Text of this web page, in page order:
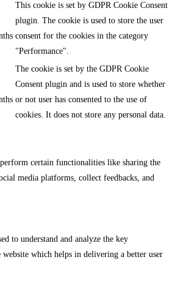
This cookie is set by GDPR Cookie Consent
plugin. The cookie is used to store the user
consent for the cookies in the category
"Performance".
The cookie is set by the GDPR Cookie
Consent plugin and is used to store whether
or not user has consented to the use of
cookies. It does not store any personal data.
certain functionalities like sharing the
media platforms, collect feedbacks, and
to understand and analyze the key
which helps in delivering a better user